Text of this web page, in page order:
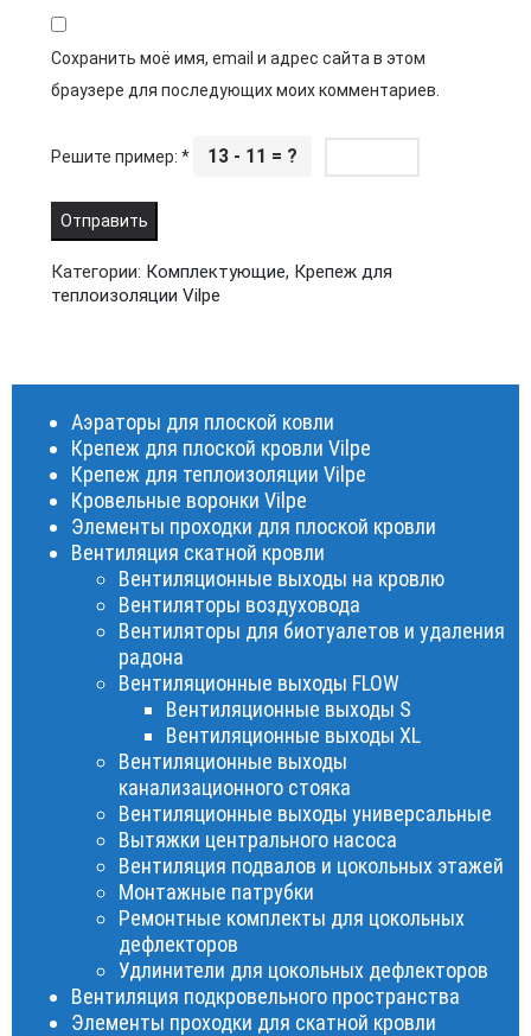
Сохранить моё имя, email и адрес сайта в этом
браузере для последующих моих комментариев.
Решите пример: * 13 - 11 = ?
Категории: Комплектующие, Крепеж для
теплоизоляции Vilpe
Аэраторы для плоской ковли
Крепеж для плоской кровли Vilpe
Крепеж для теплоизоляции Vilpe
Кровельные воронки Vilpe
Элементы проходки для плоской кровли
Вентиляция скатной кровли
Вентиляционные выходы на кровлю
Вентиляторы воздуховода
Вентиляторы для биотуалетов и удаления
радона
Вентиляционные выходы FLOW
Вентиляционные выходы S
Вентиляционные выходы XL
Вентиляционные выходы
канализационного стояка
Вентиляционные выходы универсальные
Вытяжки центрального насоса
Вентиляция подвалов и цокольных этажей
Монтажные патрубки
Ремонтные комплекты для цокольных
дефлекторов
Удлинители для цокольных дефлекторов
Вентиляция подкровельного пространства
Элементы проходки для скатной кровли